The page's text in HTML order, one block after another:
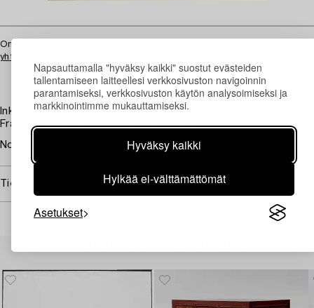
Napsauttamalla "hyväksy kaikki" suostut evästeiden
tallentamiseen laitteellesi verkkosivuston navigoinnin
parantamiseksi, verkkosivuston käytön analysoimiseksi ja
markkinointimme mukauttamiseksi.
Hyväksy kaikki
Hylkää ei-välttämättömät
Asetukset
Onko sinulla vastaava esine jonka haluat arvioituttaa?
yhteyttä
Ink and colour on silk. Motifs featuring birds and flowers.
Frames 29.5 x 39.5 and 33 x 42 and 33 x 41 cm.
Not examined out of frames.
Tietoa ostamisesta